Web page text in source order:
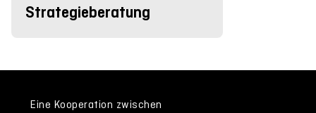
Strategieberatung
Eine Kooperation zwischen